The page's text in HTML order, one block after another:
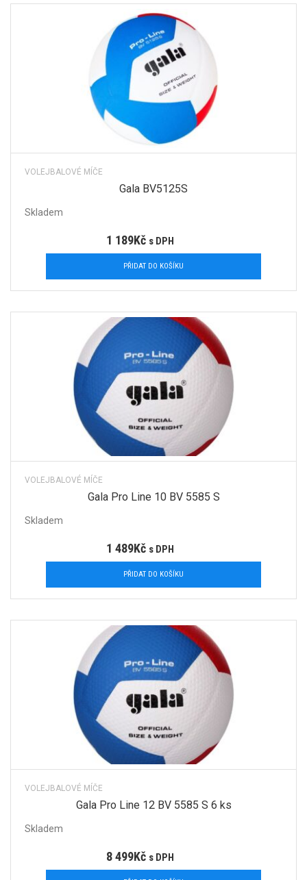
VOLEJBALOVÉ MÍČE
Gala BV5125S
1 189Kč s DPH
Skladem
PŘIDAT DO KOŠÍKU
VOLEJBALOVÉ MÍČE
Gala Pro Line 10 BV 5585 S
1 489Kč s DPH
Skladem
PŘIDAT DO KOŠÍKU
VOLEJBALOVÉ MÍČE
Gala Pro Line 12 BV 5585 S 6 ks
8 499Kč s DPH
Skladem